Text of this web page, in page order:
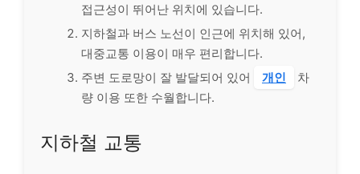
접근성이 뛰어난 위치에 있습니다.
지하철과 버스 노선이 인근에 위치해 있어,
대중교통 이용이 매우 편리합니다.
주변 도로망이 잘 발달되어 있어
개인
차
량 이용 또한 수월합니다.
지하철 교통